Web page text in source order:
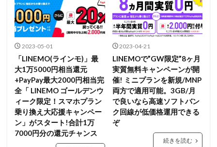
2023-05-01
「LINEMO(ラインモ)」最
大1万5000円相当還元
+PayPay最大2000円相当完
全「 LINEMO ゴールデンウ
ィーク限定！スマホプラン
乗り換え大応援キャンペー
ン」がスタート!合計1万
7000円分の還元チャンス
2023-04-21
LINEMOで”GW限定”8ヶ月
実質無料キャンペーンが開
催! ミニプランを新規/MNP
両方で適用可能。3GB/月
で良いなら高速ソフトバン
ク回線が低価格運用できる
ぞ
続きを読む